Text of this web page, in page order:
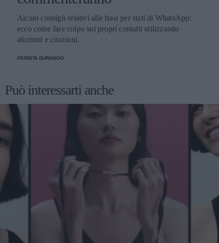
Alcuni consigli relativi alle frasi per stati di WhatsApp:
ecco come fare colpo sui propri contatti utilizzando
aforismi e citazioni.
PERDITA DURANGO
Può interessarti anche